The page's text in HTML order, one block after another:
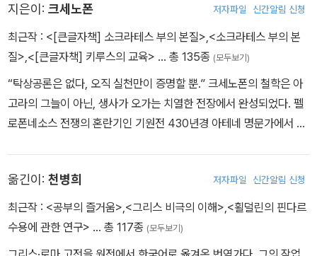
지은이: 크세노폰 저자파일 신간알림 신청
최근작 : <[큰글자책] 소크라테스 부의 본질> <소크라테스 부의 본
질> <[큰글자책] 키루스의 교육> … 총 135종 (모두보기)
“탁상공론은 없다, 오직 실천만이 증명할 뿐.” 크세노폰의 철학은 아
고라의 그늘이 아닌, 생사가 오가는 치열한 전장에서 완성되었다. 펠
로폰네소스 전쟁의 혼란기인 기원전 430년경 아테네 명문가에서 태
안온한 삶을 거부하고 페르시아 내전의 한복판으로 뛰어들었다. 스승
의 만류에도 불구하고 선택한 그 길에서, 그는 적진에 고립된 1만 그
리스 용병대를 이끌고 혹독한 사막과 설산을 넘어 귀환하는 기적의
옮긴이: 천병희 저자파일 신간알림 신청
최근작 : <공부의 즐거움> <그리스 비극의 이해> <횔덜린의 핀다르
수용에 관한 연구> … 총 117종 (모두보기)